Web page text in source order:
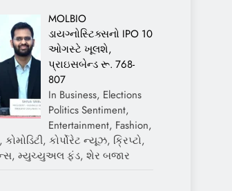
MOLBIO
ડાયગ્નોસ્ટિક્સનો IPO 10
ઓગસ્ટે ખૂલશે,
પ્રાઇસબેન્ડ રૂ. 768-
807
In Business, Elections
Politics Sentiment,
Entertainment, Fashion,
કોર્પોરેટ ન્યૂઝ, ક્રિપ્ટો,
મ્યુચ્યુઅલ ફંડ, શેર બજાર